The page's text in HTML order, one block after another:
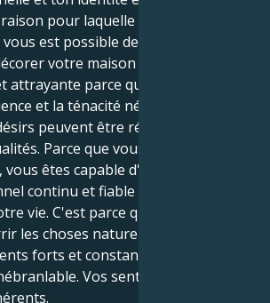
pour laquelle vous êtes tel
est possible de réaliser votre
votre maison d'une manière
attrayante parce que vous
et la ténacité nécessaires pour
peuvent être réalisés car vous
Parce que vous êtes un
êtes capable d'apporter un
continu et fiable à tous ceux qui
vie. C'est parce que vous êtes
les choses naturellement. Vous
forts et constants, et votre
Vos sentiments sont